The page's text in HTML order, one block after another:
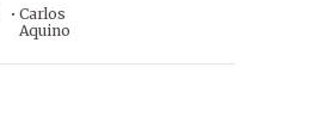
· Carlos
Aquino